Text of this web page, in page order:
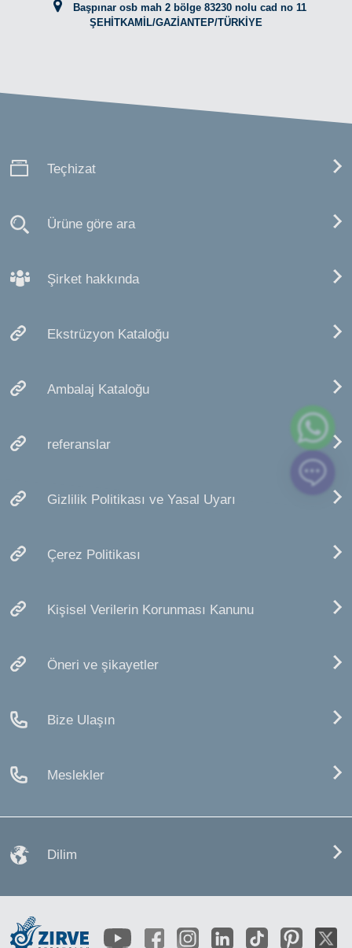
Başpınar osb mah 2 bölge 83230 nolu cad no 11
ŞEHİTKAMİL/GAZİANTEP/TÜRKİYE
Teçhizat
Ürüne göre ara
Şirket hakkında
Ekstrüzyon Kataloğu
Ambalaj Kataloğu
referanslar
Gizlilik Politikası ve Yasal Uyarı
Çerez Politikası
Kişisel Verilerin Korunması Kanunu
Öneri ve şikayetler
Bize Ulaşın
Meslekler
Dilim